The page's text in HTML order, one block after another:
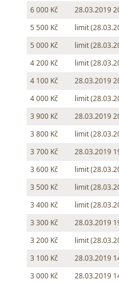
6 000 Kč
28.03.2019
5 500 Kč
limit
5 000 Kč
limit
4 200 Kč
limit
4 100 Kč
28.03.2019
4 000 Kč
limit
3 900 Kč
28.03.2019
3 800 Kč
limit
3 700 Kč
28.03.2019
3 600 Kč
limit
3 500 Kč
limit
3 400 Kč
limit
3 300 Kč
28.03.2019
3 200 Kč
limit
3 100 Kč
28.03.2019
3 000 Kč
28.03.2019